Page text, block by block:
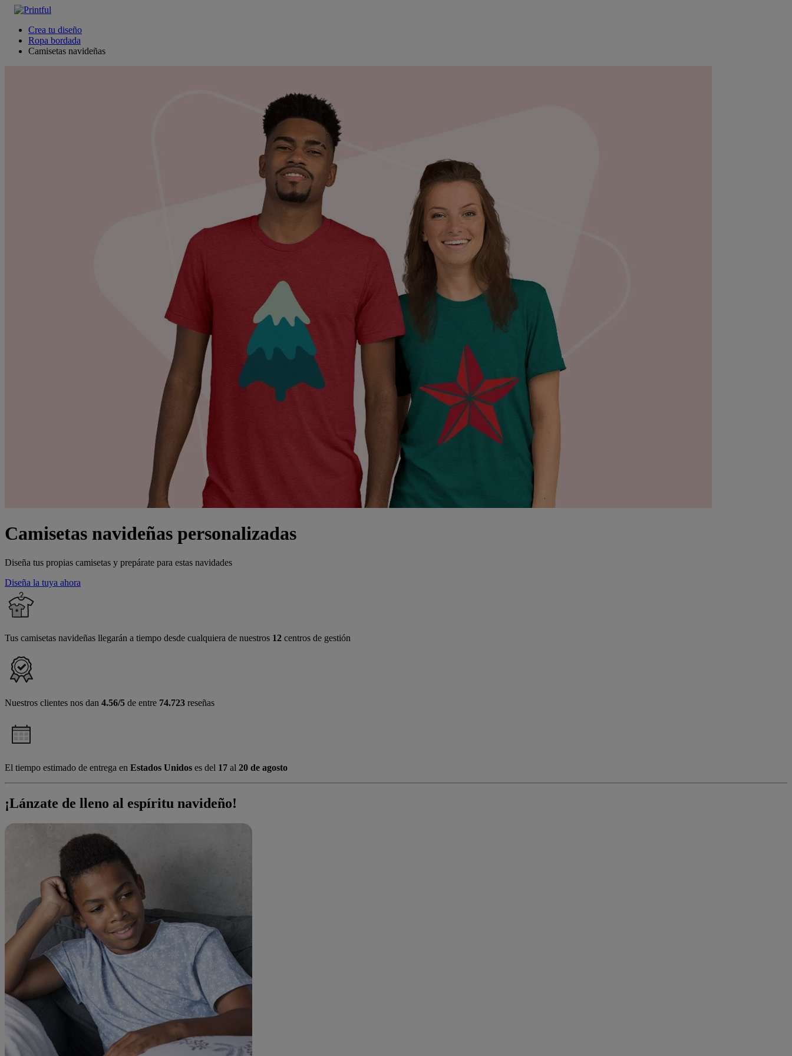
Crea tu diseño
Ropa bordada
Camisetas navideñas
Camisetas navideñas personalizadas
Diseña tus propias camisetas y prepárate para estas navidades
Diseña la tuya ahora
Tus camisetas navideñas llegarán a tiempo desde cualquiera de nuestros 12 centros de gestión
Nuestros clientes nos dan 4.56/5 de entre 74.723 reseñas
El tiempo estimado de entrega en Estados Unidos es del 17 al 20 de agosto
¡Lánzate de lleno al espíritu navideño!